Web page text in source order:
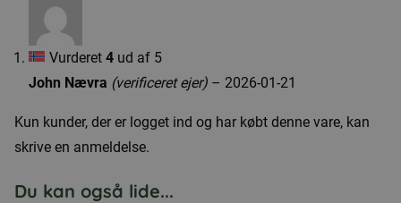
Vurderet 4 ud af 5
John Nævra (verificeret ejer) – 2026-01-21
Kun kunder, der er logget ind og har købt denne vare, kan
skrive en anmeldelse.
Du kan også lide...